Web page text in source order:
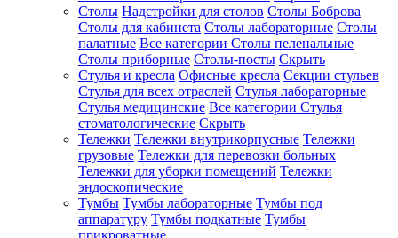
Столы Надстройки для столов Столы Боброва
Столы для кабинета Столы лабораторные Столы
палатные Все категории Столы пеленальные
Столы приборные Столы-посты Скрыть
Стулья и кресла Офисные кресла Секции стульев
Стулья для всех отраслей Стулья лабораторные
Стулья медицинские Все категории Стулья
стоматологические Скрыть
Тележки Тележки внутрикорпусные Тележки
грузовые Тележки для перевозки больных
Тележки для уборки помещений Тележки
эндоскопические
Тумбы Тумбы лабораторные Тумбы под
аппаратуру Тумбы подкатные Тумбы
прикроватные